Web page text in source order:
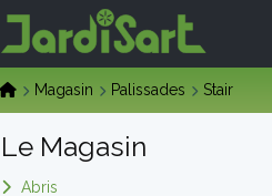
Magasin Palissades Stair
Le Magasin
Abris